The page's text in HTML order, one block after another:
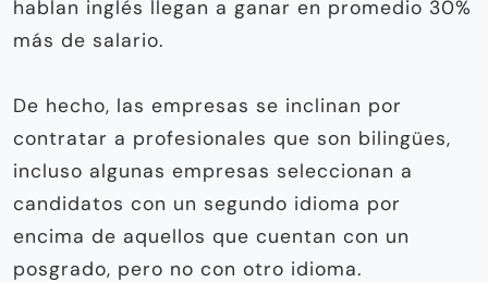
hablan inglés llegan a ganar en promedio 30%
más de salario.
De hecho, las empresas se inclinan por
contratar a profesionales que son bilingües,
incluso algunas empresas seleccionan a
candidatos con un segundo idioma por
encima de aquellos que cuentan con un
posgrado, pero no con otro idioma.